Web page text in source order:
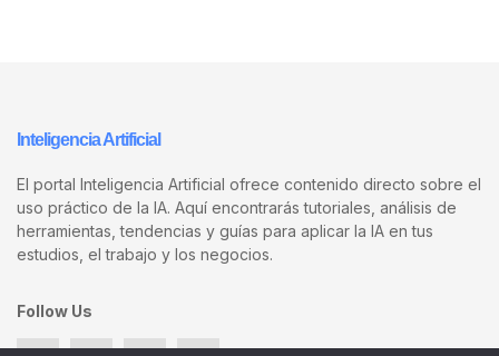
Inteligencia Artificial
El portal Inteligencia Artificial ofrece contenido directo sobre el
uso práctico de la IA. Aquí encontrarás tutoriales, análisis de
herramientas, tendencias y guías para aplicar la IA en tus
estudios, el trabajo y los negocios.
Follow Us